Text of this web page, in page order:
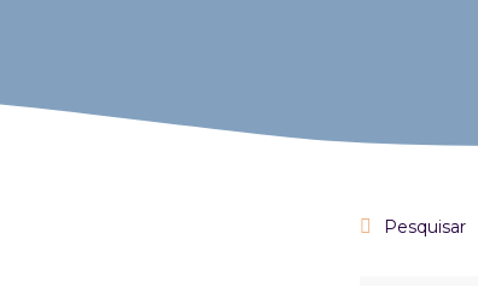
Pesquisar